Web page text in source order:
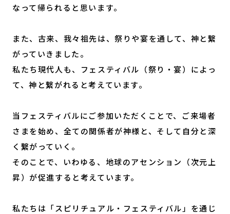
なって帰られると思います。
また、古来、我々祖先は、祭りや宴を通して、神と繋
がっていきました。
私たち現代人も、フェスティバル（祭り・宴）によっ
て、神と繋がれると考えています。
当フェスティバルにご参加いただくことで、ご来場者
さまを始め、全ての関係者が神様と、そして自分と深
く繋がっていく。
そのことで、いわゆる、地球のアセンション（次元上
昇）が促進すると考えています。
私たちは「スピリチュアル・フェスティバル」を通じ